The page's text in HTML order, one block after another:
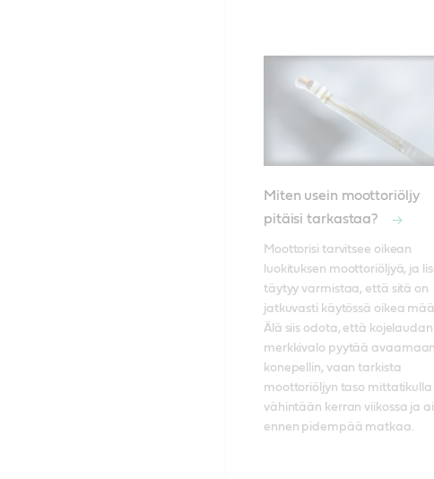
Miten usein moottoriöljy
pitäisi tarkastaa?
Moottorisi tarvitsee oikean
luokituksen moottoriöljyä, ja
täytyy varmistaa, että sitä on
jatkuvasti käytössä oikea
Älä siis odota, että kojelaudan
merkkivalo pyytää avaamaan
konepellin, vaan tarkista
moottoriöljyn taso mittatikulla
vähintään kerran viikossa ja
ennen pidempää matkaa.